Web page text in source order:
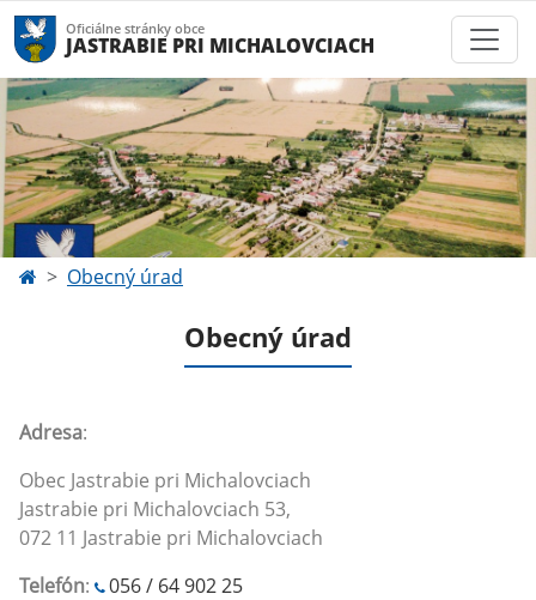
Oficiálne stránky obce
JASTRABIE PRI MICHALOVCIACH
Obecný úrad
Obecný úrad
Adresa:
Obec Jastrabie pri Michalovciach
Jastrabie pri Michalovciach 53,
072 11 Jastrabie pri Michalovciach
Telefón:
056 / 64 902 25